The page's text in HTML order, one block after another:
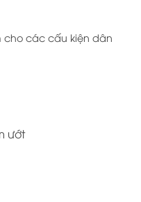
cho các cấu kiện dân
ướt